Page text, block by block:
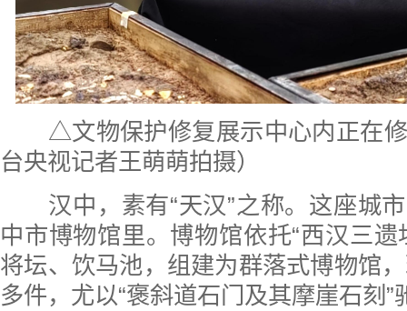
△文物保护修复展示中心内正在修
台央视记者王萌萌拍摄）
汉中，素有“天汉”之称。这座城市
中市博物馆里。博物馆依托“西汉三
将坛、饮马池，组建为群落式博物馆
多件，尤以“褒斜道石门及其摩崖石刻”